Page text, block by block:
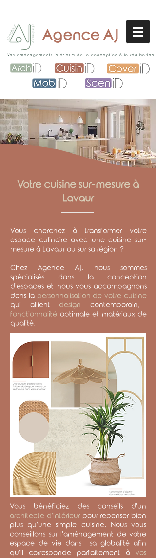
Vos aménagements intérieurs de la conception à la réalisation
Agence AJ
Votre cuisine sur-mesure à
Lavaur
Vous cherchez à transformer votre
espace culinaire avec une cuisine sur-
mesure à Lavaur ou sur sa région ?
Chez Agence AJ, nous sommes
spécialisés dans la conception
d'espaces et nous vous accompagnons
dans la personnalisation de votre cuisine
qui allient design contemporain,
fonctionnalité optimale et matériaux de
qualité.
Vous bénéficiez des conseils d'un
architecte d'intérieurpour repenser bien
plus qu'une simple cuisine. Nous vous
conseillons sur l'aménagement de votre
espace de vie dans sa globalité afin
qu'il corresponde parfaitement à vos